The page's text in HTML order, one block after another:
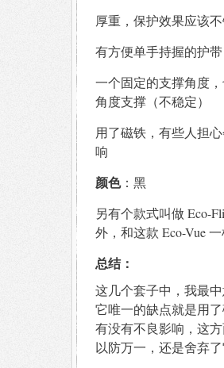
厚重，保护效果应该
有方便单手持握的护带
一个固定的支撑角度
角度支撑（不稳定）
用了磁铁，有些人担
响
颜色：黑
另有个款式叫做 Eco-
外，和这款 Eco-Vue
总结：
这几个套子中，我最
它唯一的缺点就是用
有没有不良影响，这
以防万一，还是舍弃了